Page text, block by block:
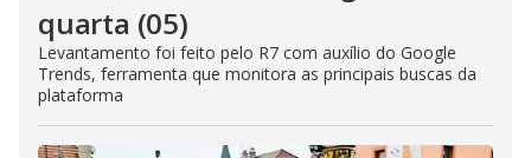
quarta (05)
Levantamento foi feito pelo R7 com auxílio do Google
Trends, ferramenta que monitora as principais buscas da
plataforma